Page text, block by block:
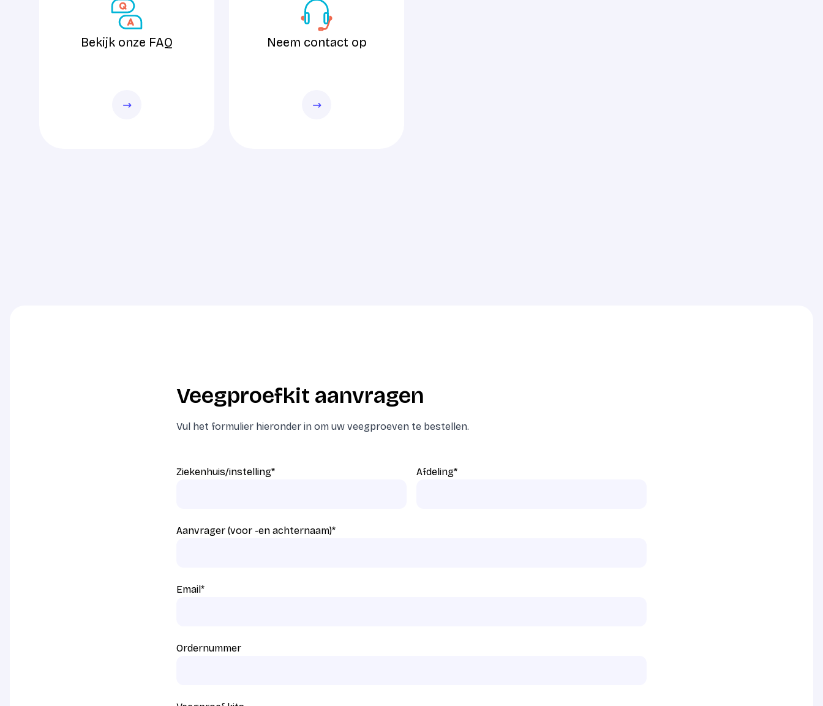
Bekijk onze FAQ Neem contact op
Veegproefkit aanvragen
Vul het formulier hieronder in om uw veegproeven te bestellen.
Ziekenhuis/instelling* Afdeling*
Aanvrager (voor -en achternaam)*
Email*
Ordernummer